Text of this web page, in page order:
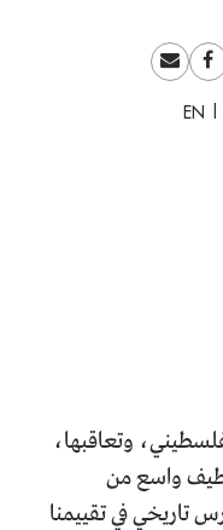
English
وتعاقبها،
بطيف واسع من
تاريخي في تقييمنا